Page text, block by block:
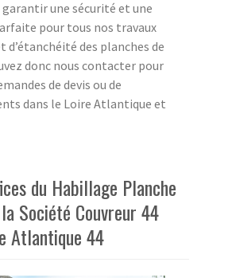
garantir une sécurité et une
pour tous nos travaux
d’étanchéité des planches de
donc nous contacter pour
de devis ou de
dans le Loire Atlantique et
du Habillage Planche
Société Couvreur 44
Atlantique 44